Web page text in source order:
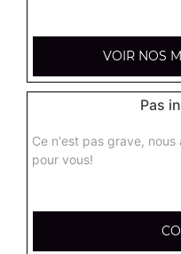
Base sauce tomate,
supreme
VOIR NOS
Pas
Ce n'est pas grave,
pour vous!